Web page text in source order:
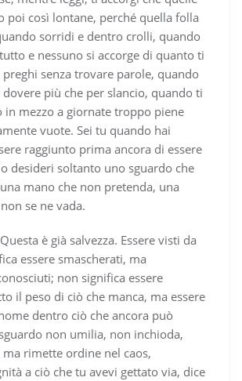
poi così lontane, perché quella folla
sorridi e dentro crolli, quando
e nessuno si accorge di quanto ti
senza trovare parole, quando
più che per slancio, quando ti
in mezzo a giornate troppo piene
vuote. Sei tu quando hai
raggiunto prima ancora di essere
desideri soltanto uno sguardo che
mano che non pretenda, una
se ne vada.
è già salvezza. Essere visti da
essere smascherati, ma
non significa essere
il peso di ciò che manca, ma essere
dentro ciò che ancora può
non umilia, non inchioda,
rimette ordine nel caos,
a ciò che tu avevi gettato via, dice